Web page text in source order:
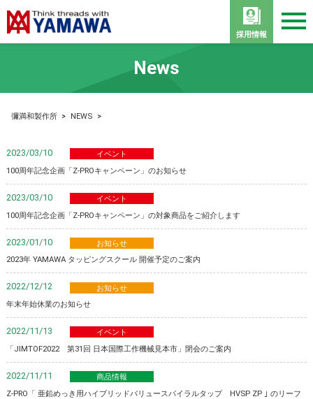
採用情報
News
彌満和製作所 > NEWS >
2023/03/10
イベント
100周年記念企画「Z-PROキャンペーン」のお知らせ
2023/03/10
イベント
100周年記念企画「Z-PROキャンペーン」の対象商品をご紹介します
2023/01/10
お知らせ
2023年 YAMAWA タッピングスクール 開催予定のご案内
2022/12/12
お知らせ
年末年始休業のお知らせ
2022/11/13
イベント
「JIMTOF2022 第31回 日本国際工作機械見本市」閉会のご案内
2022/11/11
商品情報
Z-PRO「 亜鉛めっき用ハイブリッドバリュースパイラルタップ HVSP ZP ｣ のリーフ